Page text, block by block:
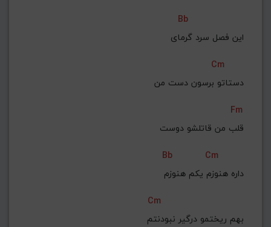
Bb
این فصل سرد گرمای
Cm
دستاتو برسون دست من
Fm
قلب من قاتلشو دوست
Bb
Cm
داره هنوزم یکم هنوزم
Cm
بهم ریختمو درگیر نبودنتم